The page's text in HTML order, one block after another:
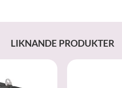
LIKNANDE PRODUKTER